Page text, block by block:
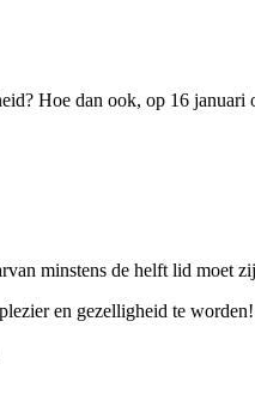
Hoe dan ook, op 16 januari
minstens de helft lid moet
en gezelligheid te